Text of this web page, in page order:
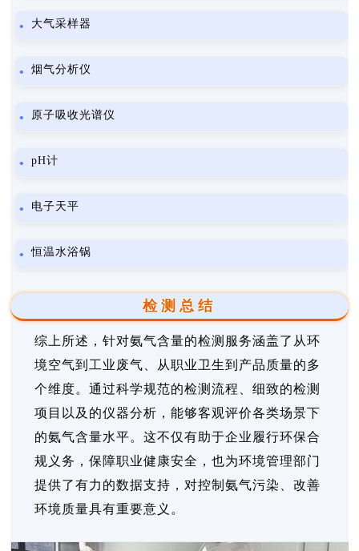
大气采样器
烟气分析仪
原子吸收光谱仪
pH计
电子天平
恒温水浴锅
检测总结
综上所述，针对氨气含量的检测服务涵盖了从环
境空气到工业废气、从职业卫生到产品质量的多
个维度。通过科学规范的检测流程、细致的检测
项目以及的仪器分析，能够客观评价各类场景下
的氨气含量水平。这不仅有助于企业履行环保合
规义务，保障职业健康安全，也为环境管理部门
提供了有力的数据支持，对控制氨气污染、改善
环境质量具有重要意义。